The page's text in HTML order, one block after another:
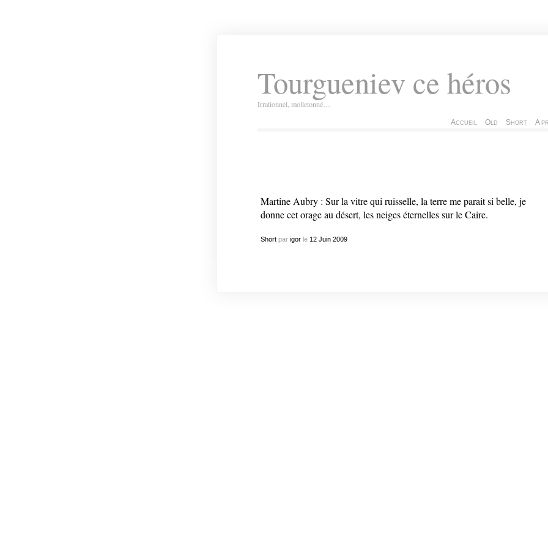
Tourgueniev ce héros
Irrationnel, molletonné…
Accueil Old Short A
Martine Aubry : Sur la vitre qui ruisselle, la terre me parait si belle, je
donne cet orage au désert, les neiges éternelles sur le Caire.
Shortpar igorle 12 Juin 2009